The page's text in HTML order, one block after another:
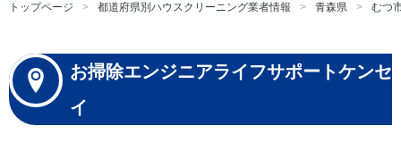
トップページ 都道府県別ハウスクリーニング業者情報 青森県 むつ
お掃除エンジニアライフサポートケンセ
イ